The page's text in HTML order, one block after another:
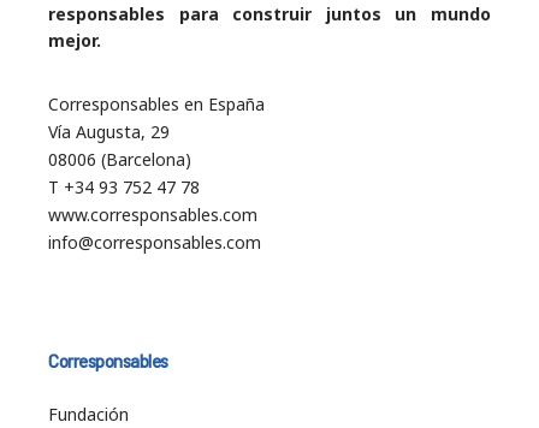
responsables para construir juntos un mundo
mejor.
Corresponsables en España
Vía Augusta, 29
08006 (Barcelona)
T +34 93 752 47 78
www.corresponsables.com
info@corresponsables.com
Corresponsables
Fundación